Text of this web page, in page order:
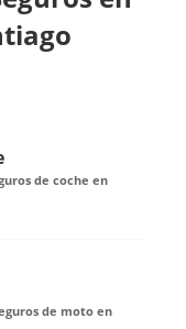
de coche en
de moto en